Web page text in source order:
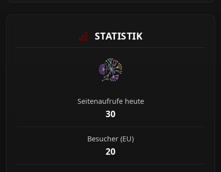
STATISTIK
Seitenaufrufe heute
30
Besucher (EU)
20